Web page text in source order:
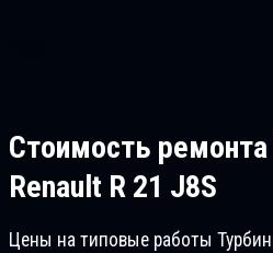
Стоимость ремонта
Renault R 21 J8S
Цены на типовые работы